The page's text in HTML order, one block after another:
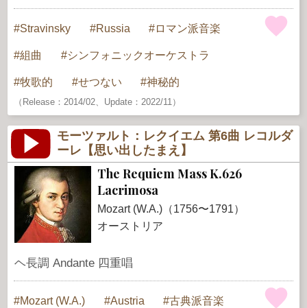
Stravinsky Russia ロマン派音楽
組曲 シンフォニックオーケストラ
牧歌的 せつない 神秘的
（Release：2014/02、Update：2022/11）
モーツァルト：レクイエム 第6曲 レコルダ
ーレ【思い出したまえ】
The Requiem Mass K.626
Lacrimosa
Mozart (W.A.)（1756〜1791）
オーストリア
ヘ長調 Andante 四重唱
Mozart (W.A.) Austria 古典派音楽